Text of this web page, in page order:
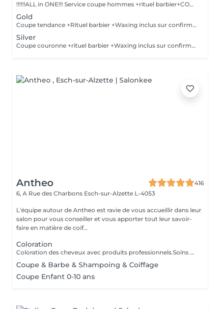
!!!!!!ALL in ONE!!! Service coupe hommes +rituel barbier+COLORATION de BARBE +Waxing inclus sur confirmation personnelle Shampoing &styling inclus
Gold
Coupe tendance +Rituel barbier +Waxing inclus sur confirmation personnelle Shampoing&styling inclus
Silver
Coupe couronne +rituel barbier +Waxing inclus sur confirmation personnelle
Antheo
416
6, A Rue des Charbons Esch-sur-Alzette L-4053
L'équipe autour de Antheo est ravie de vous accueillir dans leur
salon pour vous conseiller et vous apporter tout leur savoir-
faire en matière de coif...
Coloration
Coloration des cheveux avec produits professionnels.Soins du cheveux pre et post coloration.
Coupe & Barbe & Shampoing & Coiffage
Coupe Enfant 0-10 ans